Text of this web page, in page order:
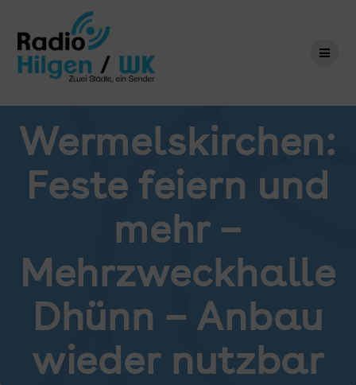
springen
Wermelskirchen:
Feste feiern und
mehr –
Mehrzweckhalle
Dhünn – Anbau
wieder nutzbar